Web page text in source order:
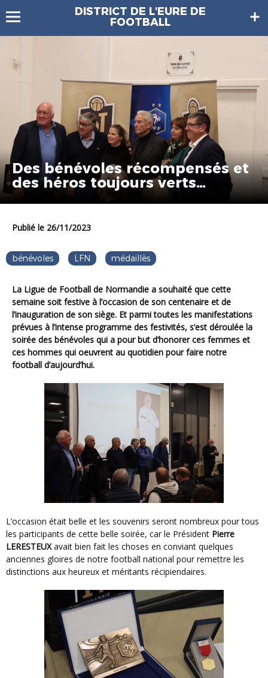
DISTRICT DE L'EURE DE
FOOTBALL
Des bénévoles récompensés et
des héros toujours verts…
Publié le 26/11/2023
bénévoles LFN médaillès
La Ligue de Football de Normandie a souhaité que cette
semaine soit festive à l’occasion de son centenaire et de
l’inauguration de son siège. Et parmi toutes les manifestations
prévues à l’intense programme des festivités, s’est déroulée la
soirée des bénévoles qui a pour but d’honorer ces femmes et
ces hommes qui oeuvrent au quotidien pour faire notre
football d’aujourd’hui.
L’occasion était belle et les souvenirs seront nombreux pour tous
les participants de cette belle soirée, car le Président Pierre
LERESTEUXavait bien fait les choses en conviant quelques
anciennes gloires de notre football national pour remettre les
distinctions aux heureux et méritants récipiendaires.